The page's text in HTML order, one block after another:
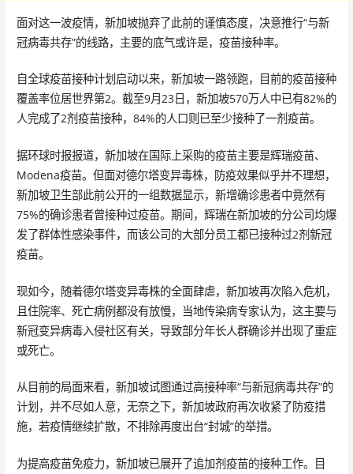
面对这一波疫情，新加坡抛弃了此前的谨慎态度，决意推行“与新
冠病毒共存”的线路，主要的底气或许是，疫苗接种率。
自全球疫苗接种计划启动以来，新加坡一路领跑，目前的疫苗接种
覆盖率位居世界第2。截至9月23日，新加坡570万人中已有82%的
人完成了2剂疫苗接种，84%的人口则已至少接种了一剂疫苗。
据环球时报报道，新加坡在国际上采购的疫苗主要是辉瑞疫苗、
Modena疫苗。但面对德尔塔变异毒株，防疫效果似乎并不理想，
新加坡卫生部此前公开的一组数据显示，新增确诊患者中竟然有
75%的确诊患者曾接种过疫苗。期间，辉瑞在新加坡的分公司均爆
发了群体性感染事件，而该公司的大部分员工都已接种过2剂新冠
疫苗。
现如今，随着德尔塔变异毒株的全面肆虐，新加坡再次陷入危机，
且住院率、死亡病例都没有放慢，当地传染病专家认为，这主要与
新冠变异病毒入侵社区有关，导致部分年长人群确诊并出现了重症
或死亡。
从目前的局面来看，新加坡试图通过高接种率“与新冠病毒共存”的
计划，并不尽如人意，无奈之下，新加坡政府再次收紧了防疫措
施，若疫情继续扩散，不排除再度出台“封城”的举措。
为提高疫苗免疫力，新加坡已展开了追加剂疫苗的接种工作。目